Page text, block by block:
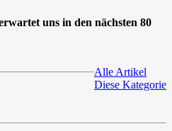
uns in den nächsten 80
Alle Artikel
Diese Kategorie